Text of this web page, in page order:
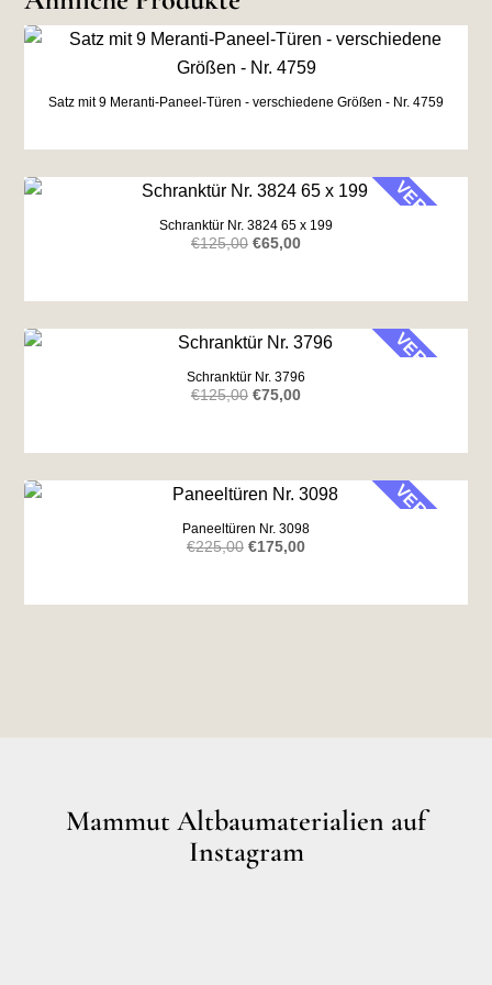
Satz mit 9 Meranti-Paneel-Türen - verschiedene Größen - Nr. 4759
VERKAUF
Schranktür Nr. 3824 65 x 199
€125,00 Ursprünglicher
war:
€125,00
€65,00Aktueller
ist:
€65,00.
VERKAUF
Schranktür Nr. 3796
€125,00 Ursprünglicher
war:
€125,00
€75,00Aktueller
ist:
€75,00.
VERKAUF
Paneeltüren Nr. 3098
€225,00 Ursprünglicher
war:
€175,00Aktueller
ist:
Mammut Altbaumaterialien auf
Instagram